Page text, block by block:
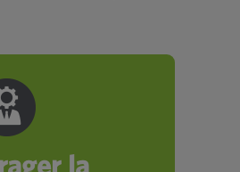
opérations et
votre chaîne